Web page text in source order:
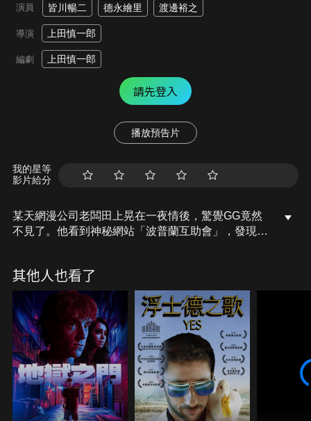
演員 皆川暢二 德永繪里 渡邊裕之
導演 上田慎一郎
編劇 上田慎一郎
請先登入
播放預告片
我的星等
影片給分
某天網漫公司老闆田上晃在一夜情後，驚覺GG竟然
不見了。他看到神秘網站「波普蘭互助會」，發現不
就會死亡，而他自己一定知道GG會去哪兒？於是，
田上開始拜訪疏遠的親友們，他能找回這個最重要的
東西嗎？
其他人也看了